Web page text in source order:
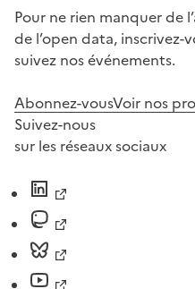
Pour ne rien manquer de
de l’open data,
suivez nos événements.
Abonnez-vousVoir nos
Suivez-nous
sur les réseaux sociaux